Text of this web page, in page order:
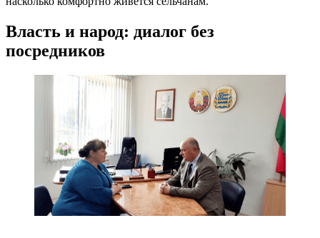
Власть и народ: диалог без
посредников